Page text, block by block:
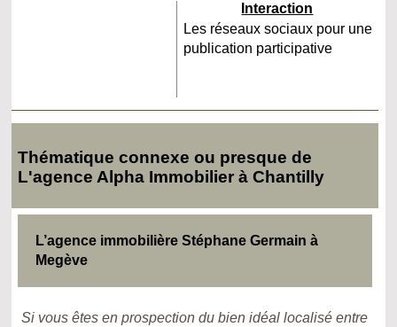
Interaction
Les réseaux sociaux pour une
publication participative
Thématique connexe ou presque de
L'agence Alpha Immobilier à Chantilly
L’agence immobilière Stéphane Germain à
Megève
Si vous êtes en prospection du bien idéal localisé entre